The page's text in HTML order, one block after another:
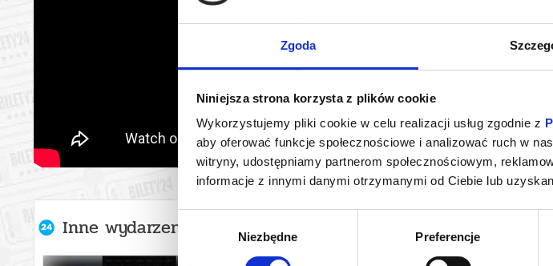
Zgoda
Niniejsza strona korzysta z plików cookie
Wykorzystujemy pliki cookie w celu realizacji usług zgodnie z
aby oferować funkcje społecznościowe i analizować ruch w
witryny, udostępniamy partnerom społecznościowym,
informacje z innymi danymi otrzymanymi od Ciebie lub
Niezbędne Preferencje
Inne wydarzenia organizatora